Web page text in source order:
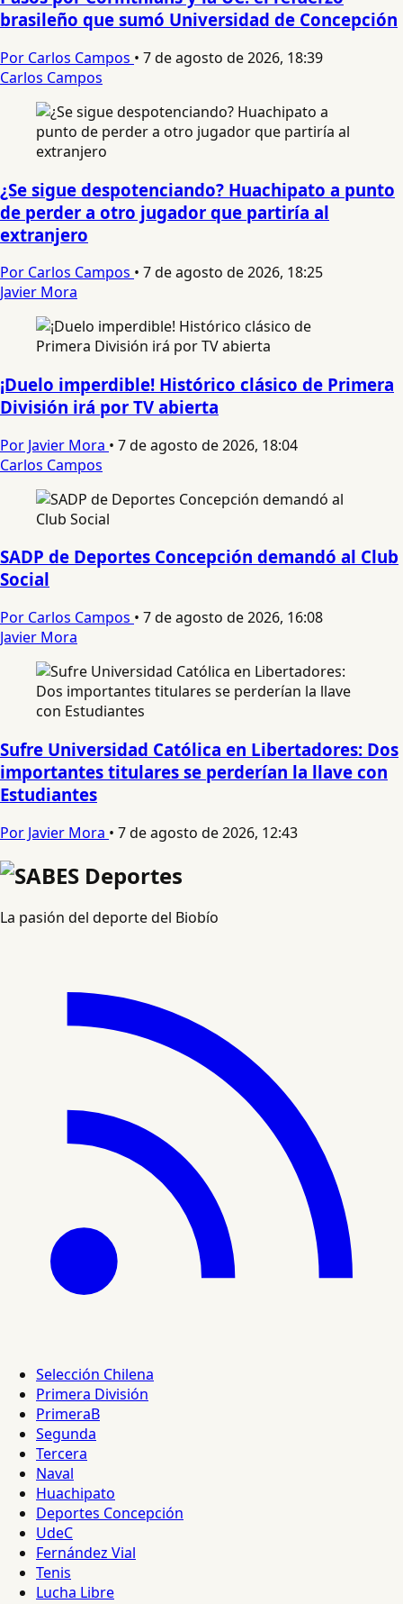
brasileño que sumó Universidad de Concepción
Por Carlos Campos • 7 de agosto de 2026, 18:39
Carlos Campos
¿Se sigue despotenciando? Huachipato a punto
de perder a otro jugador que partiría al
extranjero
Por Carlos Campos • 7 de agosto de 2026, 18:25
Javier Mora
¡Duelo imperdible! Histórico clásico de Primera
División irá por TV abierta
Por Javier Mora • 7 de agosto de 2026, 18:04
Carlos Campos
SADP de Deportes Concepción demandó al Club
Social
Por Carlos Campos • 7 de agosto de 2026, 16:08
Javier Mora
Sufre Universidad Católica en Libertadores: Dos
importantes titulares se perderían la llave con
Estudiantes
Por Javier Mora • 7 de agosto de 2026, 12:43
La pasión del deporte del Biobío
Selección Chilena
Primera División
PrimeraB
Segunda
Tercera
Naval
Huachipato
Deportes Concepción
UdeC
Fernández Vial
Tenis
Lucha Libre